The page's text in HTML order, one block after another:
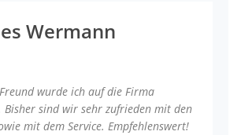
Wermann
wurde ich auf die Firma
Bisher sind wir sehr zufrieden mit den
mit dem Service. Empfehlenswert!